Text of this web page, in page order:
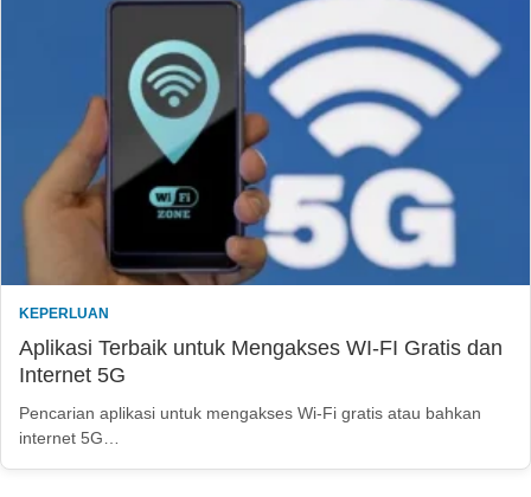
KEPERLUAN
Aplikasi Terbaik untuk Mengakses WI-FI Gratis dan
Internet 5G
Pencarian aplikasi untuk mengakses Wi-Fi gratis atau bahkan
internet 5G…